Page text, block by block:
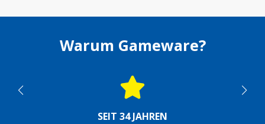
Warum Gameware?
SEIT 34 JAHREN